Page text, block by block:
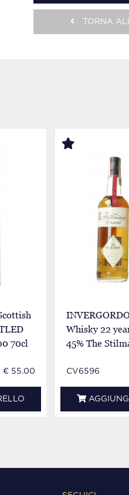
TORNA
70cl
€ 55.00
Whisky 22
45% The
CV6596